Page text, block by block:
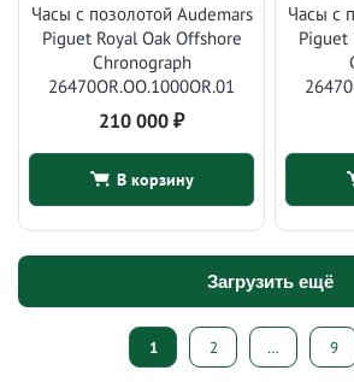
Часы с позолотой Audemars
Piguet Royal Oak Offshore
Chronograph
26470OR.OO.1000OR.01
210 000 ₽
В корзину
Часы с
Piguet
Загрузить ещё
Пагинация
1 2 … 9